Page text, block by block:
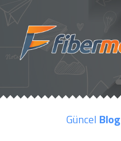
Güncel Blog